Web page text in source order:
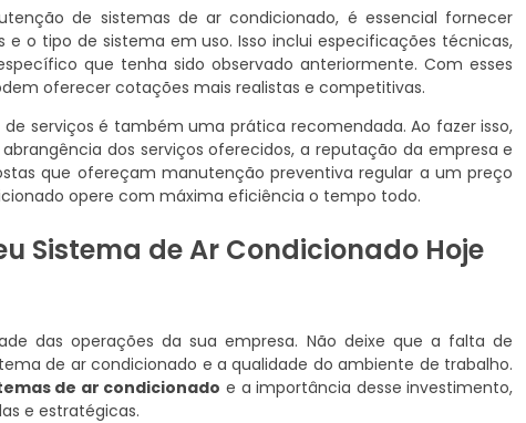
de sistemas de ar condicionado, é essencial fornecer
o tipo de sistema em uso. Isso inclui especificações técnicas,
que tenha sido observado anteriormente. Com esses
oferecer cotações mais realistas e competitivas.
serviços é também uma prática recomendada. Ao fazer isso,
dos serviços oferecidos, a reputação da empresa e
que ofereçam manutenção preventiva regular a um preço
opere com máxima eficiência o tempo todo.
Sistema de Ar Condicionado Hoje
das operações da sua empresa. Não deixe que a falta de
de ar condicionado e a qualidade do ambiente de trabalho.
de ar condicionado e a importância desse investimento,
e estratégicas.